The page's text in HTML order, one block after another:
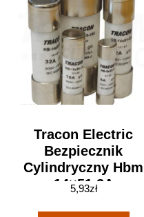
Tracon Electric
Bezpiecznik
Cylindryczny Hbm
14×51 2A
5,93zł